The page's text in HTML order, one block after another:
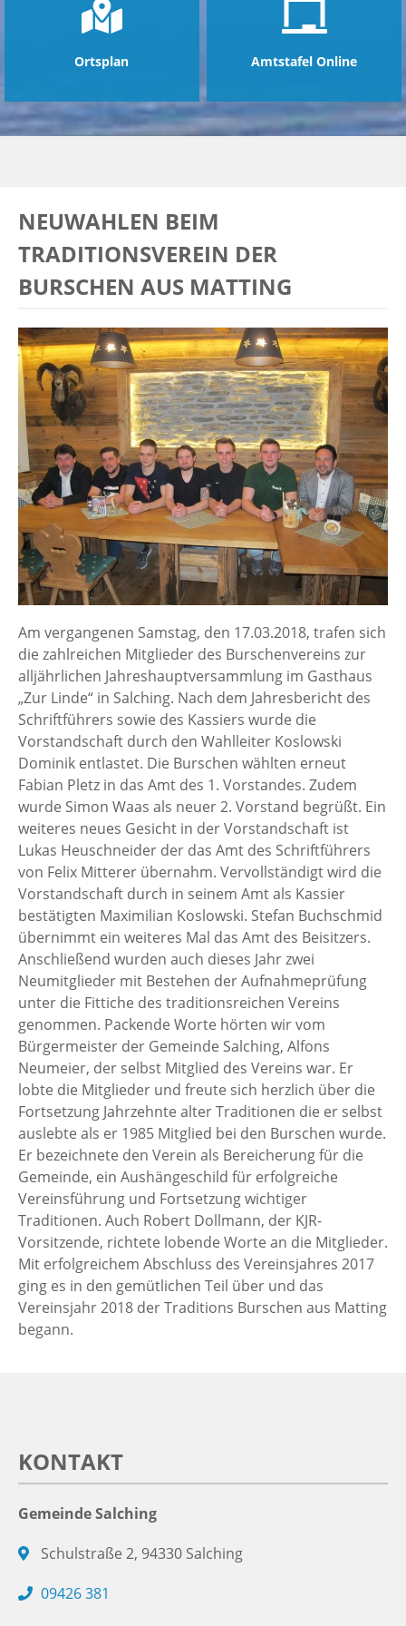
Ortsplan Amtstafel Online
NEUWAHLEN BEIM
TRADITIONSVEREIN DER
BURSCHEN AUS MATTING
Am vergangenen Samstag, den 17.03.2018, trafen sich
die zahlreichen Mitglieder des Burschenvereins zur
alljährlichen Jahreshauptversammlung im Gasthaus
„Zur Linde“ in Salching. Nach dem Jahresbericht des
Schriftführers sowie des Kassiers wurde die
Vorstandschaft durch den Wahlleiter Koslowski
Dominik entlastet. Die Burschen wählten erneut
Fabian Pletz in das Amt des 1. Vorstandes. Zudem
wurde Simon Waas als neuer 2. Vorstand begrüßt. Ein
weiteres neues Gesicht in der Vorstandschaft ist
Lukas Heuschneider der das Amt des Schriftführers
von Felix Mitterer übernahm. Vervollständigt wird die
Vorstandschaft durch in seinem Amt als Kassier
bestätigten Maximilian Koslowski. Stefan Buchschmid
übernimmt ein weiteres Mal das Amt des Beisitzers.
Anschließend wurden auch dieses Jahr zwei
Neumitglieder mit Bestehen der Aufnahmeprüfung
unter die Fittiche des traditionsreichen Vereins
genommen. Packende Worte hörten wir vom
Bürgermeister der Gemeinde Salching, Alfons
Neumeier, der selbst Mitglied des Vereins war. Er
lobte die Mitglieder und freute sich herzlich über die
Fortsetzung Jahrzehnte alter Traditionen die er selbst
auslebte als er 1985 Mitglied bei den Burschen wurde.
Er bezeichnete den Verein als Bereicherung für die
Gemeinde, ein Aushängeschild für erfolgreiche
Vereinsführung und Fortsetzung wichtiger
Traditionen. Auch Robert Dollmann, der KJR-
Vorsitzende, richtete lobende Worte an die Mitglieder.
Mit erfolgreichem Abschluss des Vereinsjahres 2017
ging es in den gemütlichen Teil über und das
Vereinsjahr 2018 der Traditions Burschen aus Matting
begann.
KONTAKT
Gemeinde Salching
Schulstraße 2, 94330 Salching
09426 381